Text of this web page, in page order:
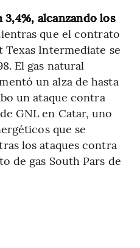
alcanzando los
que el contrato
Texas Intermediate se
El gas natural
un alza de hasta
un ataque contra
GNL en Catar, uno
que se
los ataques contra
de gas South Pars de